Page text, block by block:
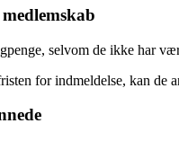
selvom de ikke har
for indmeldelse, kan de